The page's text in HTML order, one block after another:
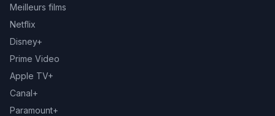
Meilleurs films
Netflix
Disney+
Prime Video
Apple TV+
Canal+
Paramount+